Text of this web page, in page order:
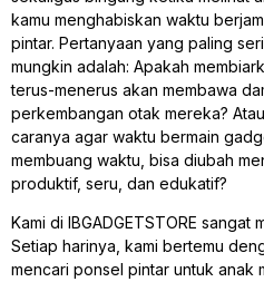
kamu menghabiskan waktu
pintar. Pertanyaan yang paling
mungkin adalah: Apakah
terus-menerus akan membawa
perkembangan otak mereka?
caranya agar waktu bermain
membuang waktu, bisa diubah
produktif, seru, dan edukatif?
Kami di IBGADGETSTORE
Setiap harinya, kami bertemu
mencari ponsel pintar untuk anak